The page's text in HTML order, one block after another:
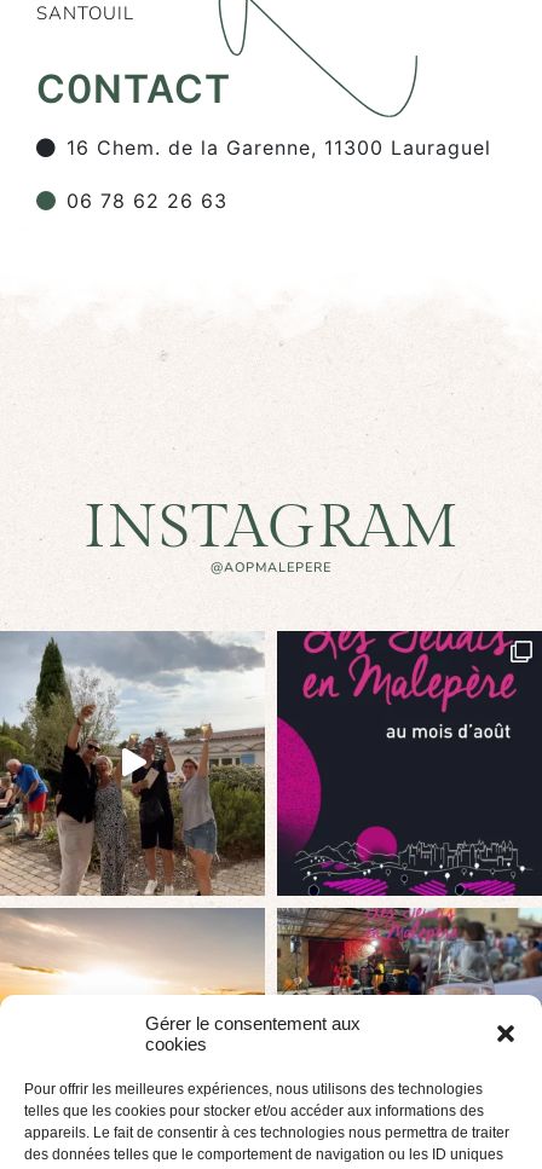
Gérer le consentement aux
cookies
Pour offrir les meilleures expériences, nous utilisons des technologies
telles que les cookies pour stocker et/ou accéder aux informations des
appareils. Le fait de consentir à ces technologies nous permettra de traiter
des données telles que le comportement de navigation ou les ID uniques
SANTOUIL
C0NTACT
16 Chem. de la Garenne, 11300 Lauraguel
06 78 62 26 63
INSTAGRAM
@AOPMALEPERE